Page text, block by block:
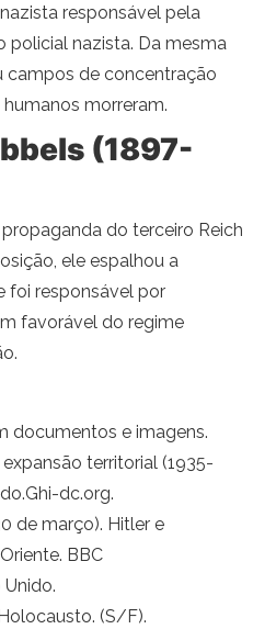
responsável pela
policial nazista. Da mesma
campos de concentração
morreram.
(1897-
do terceiro Reich
ele espalhou a
foi responsável por
favorável do regime
documentos e imagens.
territorial (1935-
dc.org.
de março). Hitler e
BBC
(S/F).